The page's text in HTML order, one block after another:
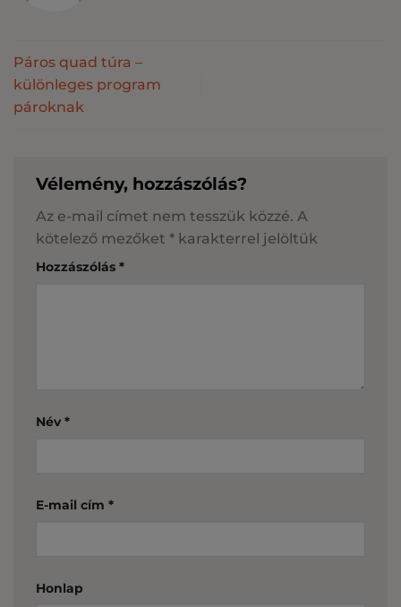
Páros quad túra –
különleges program
pároknak
Vélemény, hozzászólás?
Az e-mail címet nem tesszük közzé. A
kötelező mezőket * karakterrel jelöltük
Hozzászólás *
Név *
E-mail cím *
Honlap